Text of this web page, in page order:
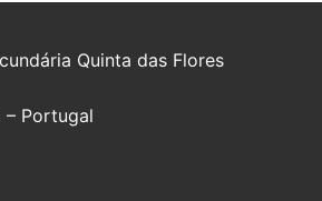
Quinta das Flores
Portugal